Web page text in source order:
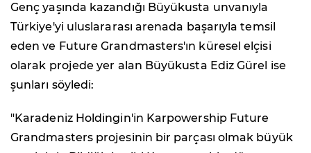
Genç yaşında kazandığı Büyükusta unvanıyla
Türkiye'yi uluslararası arenada başarıyla temsil
eden ve Future Grandmasters'ın küresel elçisi
olarak projede yer alan Büyükusta Ediz Gürel ise
şunları söyledi:
"Karadeniz Holdingin'in Karpowership Future
Grandmasters projesinin bir parçası olmak büyük